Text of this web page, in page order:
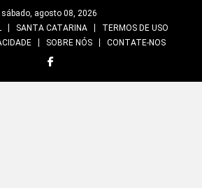
sábado, agosto 08, 2026
SANTA CATARINA
TERMOS DE USO
SOBRE NÓS CONTATE-NOS